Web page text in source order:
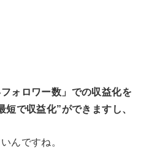
ォロワー数」での収益化を
短で収益化”ができますし、
んですね。